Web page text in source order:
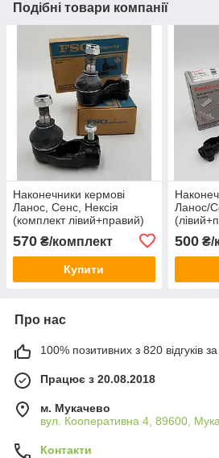
Подібні товари компанії
Наконечники кермові
Ланос, Сенс, Нексія
(комплект лівий+правий)
570 ₴/комплект
Купити
Ланос/
500₴/
Про нас
100% позитивних з 820 відгуків за
Працює з 20.08.2018
м. Мукачево
вул. Кооперативна 4, 89600,
Контакти